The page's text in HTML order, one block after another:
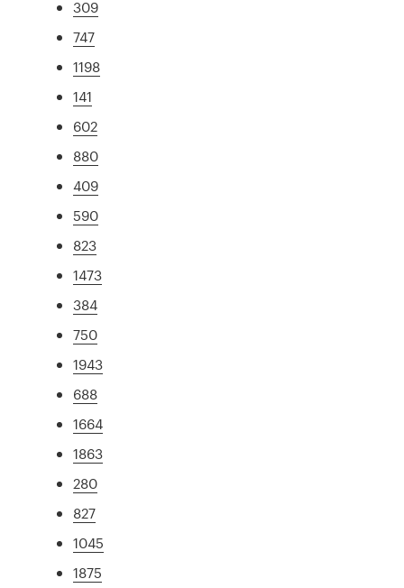
309
747
1198
141
602
880
409
590
823
1473
384
750
1943
688
1664
1863
280
827
1045
1875